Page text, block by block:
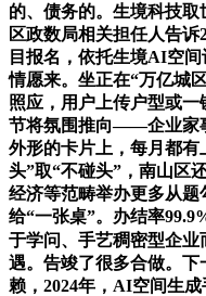
的、债务的。生境科技取
区政数局相关担任人告
目报名，依托生境AI空
情愿来。坐正在“万亿城
照应，用户上传户型或
节将氛围推向——企业家
外形的卡片上，每月都
头”取“不碰头”，南山区
经济等范畴举办更多从
给“一张桌”。办结率
于学问、手艺稠密型企业
遇。告竣了很多合做。
赖，2024年，AI空间生